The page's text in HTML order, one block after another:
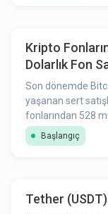
Kripto
Dolarlık Fon
Son dönemde
yaşanan sert
fonlarından 528
Başlangıç
Tether